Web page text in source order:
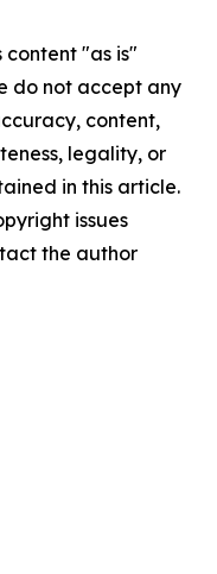
content "as is"
do not accept any
content,
legality, or
in this article.
issues
the author